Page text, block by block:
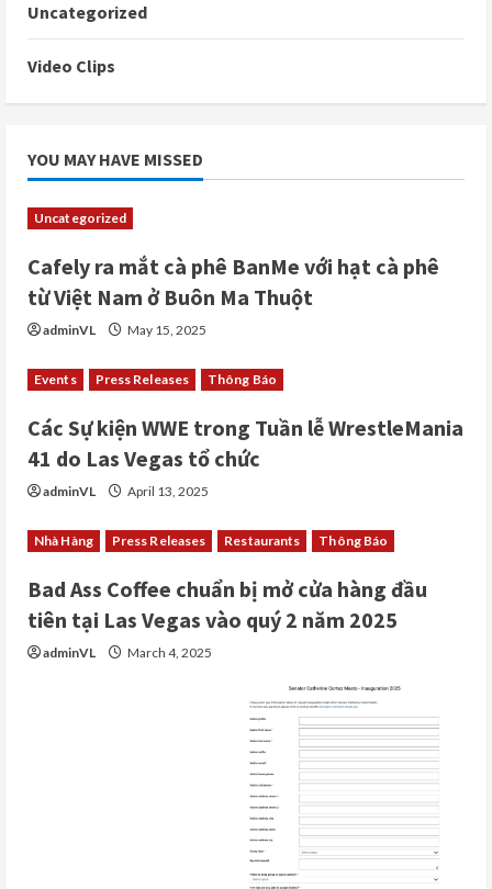
Uncategorized
Video Clips
YOU MAY HAVE MISSED
Uncategorized
Cafely ra mắt cà phê BanMe với hạt cà phê
từ Việt Nam ở Buôn Ma Thuột
adminVL May 15, 2025
Events Press Releases Thông Báo
Các Sự kiện WWE trong Tuần lễ WrestleMania
41 do Las Vegas tổ chức
adminVL April 13, 2025
Nhà Hàng Press Releases Restaurants Thông Báo
Bad Ass Coffee chuẩn bị mở cửa hàng đầu
tiên tại Las Vegas vào quý 2 năm 2025
adminVL March 4, 2025